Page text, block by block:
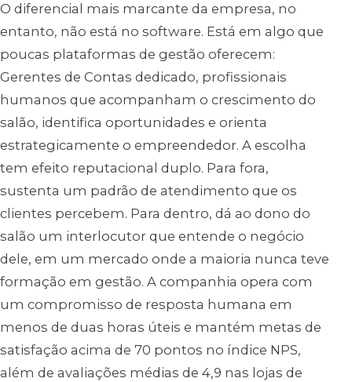
O diferencial mais marcante da empresa, no
entanto, não está no software. Está em algo que
poucas plataformas de gestão oferecem:
Gerentes de Contas dedicado, profissionais
humanos que acompanham o crescimento do
salão, identifica oportunidades e orienta
estrategicamente o empreendedor. A escolha
tem efeito reputacional duplo. Para fora,
sustenta um padrão de atendimento que os
clientes percebem. Para dentro, dá ao dono do
salão um interlocutor que entende o negócio
dele, em um mercado onde a maioria nunca teve
formação em gestão. A companhia opera com
um compromisso de resposta humana em
menos de duas horas úteis e mantém metas de
satisfação acima de 70 pontos no índice NPS,
além de avaliações médias de 4,9 nas lojas de